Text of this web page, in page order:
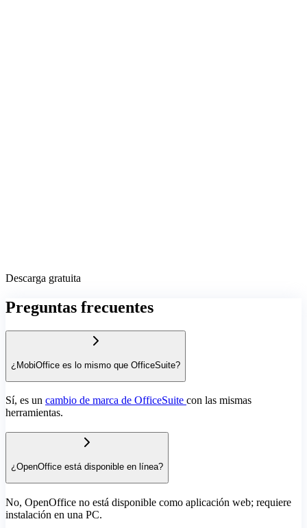
Descarga gratuita
Preguntas frecuentes
¿MobiOffice es lo mismo que OfficeSuite?
Sí, es un cambio de marca de OfficeSuite con las mismas
herramientas.
¿OpenOffice está disponible en línea?
No, OpenOffice no está disponible como aplicación web; requiere
instalación en una PC.